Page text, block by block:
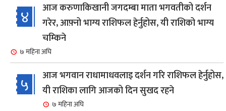
४
आज करुणाकिखानी जगदम्बा माता भगवतीको दर्शन
गरेर, आफ़्नो भाग्य राशिफल हेर्नुहोस, यी राशिको भाग्य
चम्किने
७ महिना अघि
५
आज भगवान राधामाधवलाइ दर्शन गरि राशिफल हेर्नुहोस,
यी राशिका लागि आजको दिन सुखद रहने
७ महिना अघि